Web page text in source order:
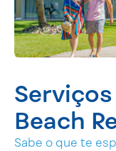
Beach
Sabe o que te